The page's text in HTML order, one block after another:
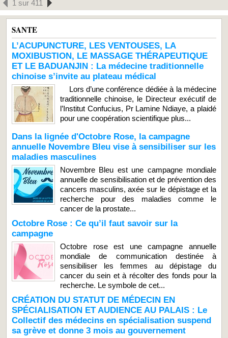
1 sur 411
SANTE
L’ACUPUNCTURE, LES VENTOUSES, LA
MOXIBUSTION, LE MASSAGE THÉRAPEUTIQUE
ET LE BADUANJIN : La médecine traditionnelle
chinoise s’invite au plateau médical
Lors d’une conférence dédiée à la médecine
traditionnelle chinoise, le Directeur exécutif de
l’Institut Confucius, Pr Lamine Ndiaye, a plaidé
pour une coopération scientifique plus...
Dans la lignée d'Octobre Rose, la campagne
annuelle Novembre Bleu vise à sensibiliser sur les
maladies masculines
Novembre Bleu est une campagne mondiale
annuelle de sensibilisation et de prévention des
cancers masculins, axée sur le dépistage et la
recherche pour des maladies comme le
cancer de la prostate...
Octobre Rose : Ce qu’il faut savoir sur la
campagne
Octobre rose est une campagne annuelle
mondiale de communication destinée à
sensibiliser les femmes au dépistage du
cancer du sein et à récolter des fonds pour la
recherche. Le symbole de cet...
CRÉATION DU STATUT DE MÉDECIN EN
SPÉCIALISATION ET AUDIENCE AU PALAIS : Le
Collectif des médecins en spécialisation suspend
sa grève et donne 3 mois au gouvernement